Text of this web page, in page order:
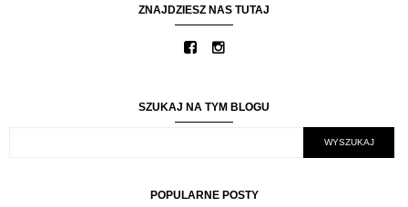
ZNAJDZIESZ NAS TUTAJ
SZUKAJ NA TYM BLOGU
POPULARNE POSTY